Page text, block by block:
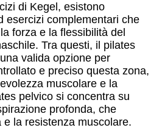
di Kegel, esistono
esercizi complementari che
forza e la flessibilità del
Tra questi, il pilates
valida opzione per
e preciso questa zona,
muscolare e la
pelvico si concentra su
profonda, che
la resistenza muscolare.